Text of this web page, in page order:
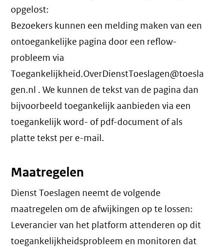
opgelost:
Bezoekers kunnen een melding maken van een
ontoegankelijke pagina door een reflow-
probleem via
Toegankelijkheid.OverDienstToeslagen@toesla
gen.nl . We kunnen de tekst van de pagina dan
bijvoorbeeld toegankelijk aanbieden via een
toegankelijk word- of pdf-document of als
platte tekst per e-mail.
Maatregelen
Dienst Toeslagen neemt de volgende
maatregelen om de afwijkingen op te lossen:
Leverancier van het platform attenderen op dit
toegankelijkheidsprobleem en monitoren dat